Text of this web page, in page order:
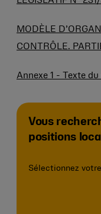
MODÈLE
CONTRÔLE.
Annexe 1 - Texte
Vous
positions
Sélectionnez